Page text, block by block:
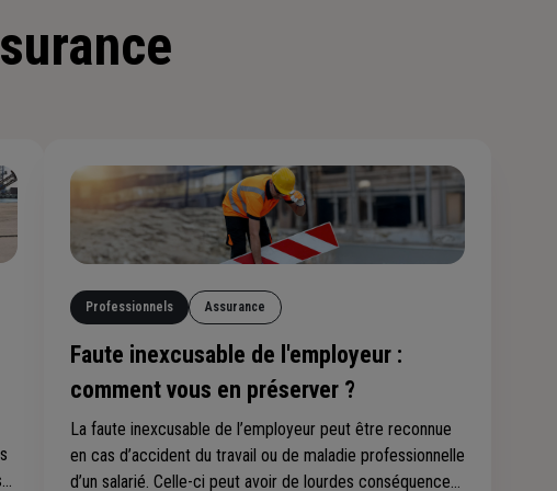
Professionnels Assurance
Faute inexcusable de l'employeur :
comment vous en préserver ?
La faute inexcusable de l’employeur peut être reconnue
en cas d’accident du travail ou de maladie professionnelle
d’un salarié. Celle-ci peut avoir de lourdes conséquences